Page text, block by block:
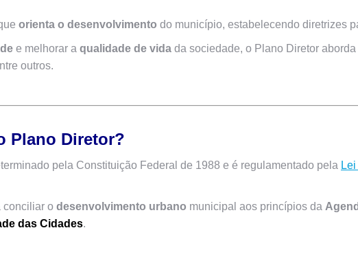
orienta o desenvolvimento do município, estabelecendo diretrizes
e melhorar a qualidade de vida da sociedade, o Plano Diretor
outros.
Plano Diretor?
pela Constituição Federal de 1988 e é regulamentado pela
conciliar o desenvolvimento urbano municipal aos princípios da
das Cidades.